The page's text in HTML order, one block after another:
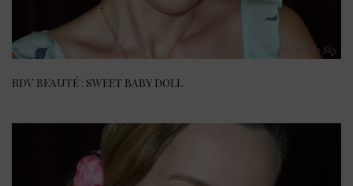
RDV BEAUTÉ : SWEET BABY DOLL